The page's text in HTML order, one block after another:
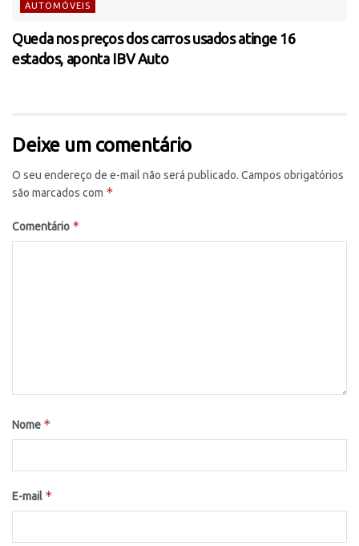
AUTOMÓVEIS
Queda nos preços dos carros usados atinge 16
estados, aponta IBV Auto
Deixe um comentário
O seu endereço de e-mail não será publicado. Campos obrigatórios
são marcados com *
Comentário *
Nome *
E-mail *